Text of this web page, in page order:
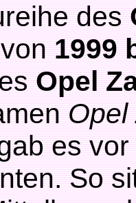
des
1999
Opel
Opel
es
So